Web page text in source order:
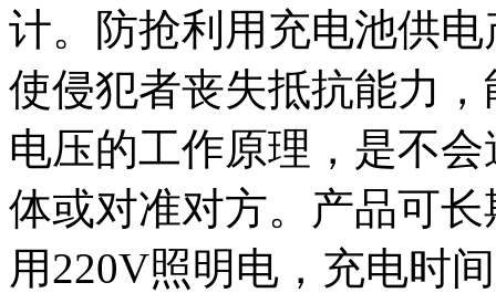
计。防抢利用充电池供
使侵犯者丧失抵抗能力
电压的工作原理，是不
体或对准对方。产品可
用220V照明电，充电时